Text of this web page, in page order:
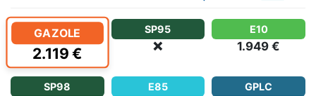
GAZOLE
2.119 €
SP95
❌
E10
1.949 €
SP98 E85 GPLC